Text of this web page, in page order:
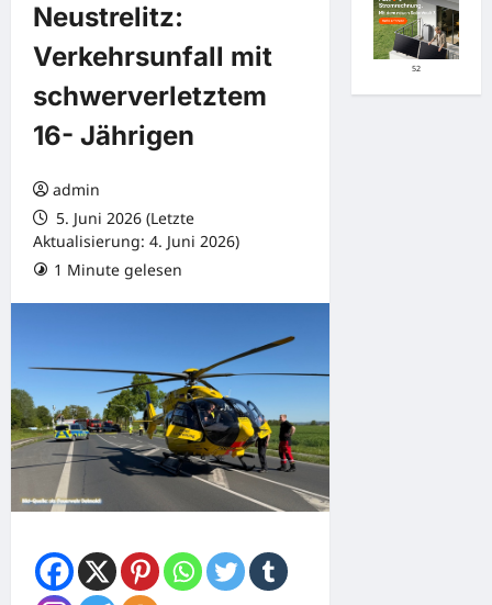
Neustrelitz:
Verkehrsunfall mit
schwerverletztem
16- Jährigen
admin
5. Juni 2026 (Letzte
Aktualisierung: 4. Juni 2026)
1 Minute gelesen
52